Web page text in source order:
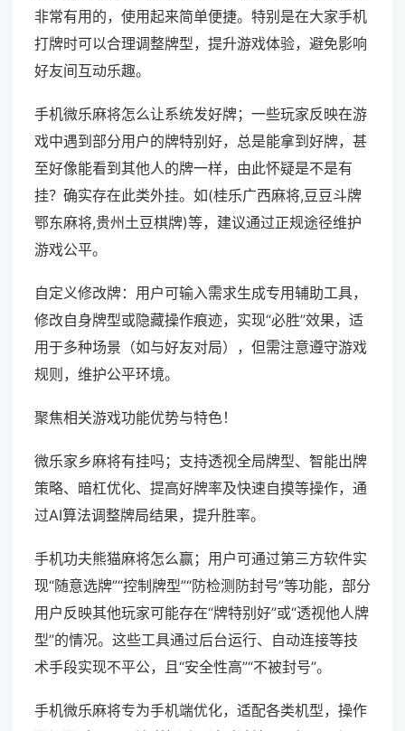
非常有用的，使用起来简单便捷。特别是在大家手机
打牌时可以合理调整牌型，提升游戏体验，避免影响
好友间互动乐趣。
手机微乐麻将怎么让系统发好牌；一些玩家反映在游
戏中遇到部分用户的牌特别好，总是能拿到好牌，甚
至好像能看到其他人的牌一样，由此怀疑是不是有
挂？确实存在此类外挂。如(桂乐广西麻将,豆豆斗牌
鄂东麻将,贵州土豆棋牌)等，建议通过正规途径维护
游戏公平。
自定义修改牌：用户可输入需求生成专用辅助工具，
修改自身牌型或隐藏操作痕迹，实现“必胜”效果，适
用于多种场景（如与好友对局），但需注意遵守游戏
规则，维护公平环境。
聚焦相关游戏功能优势与特色！
微乐家乡麻将有挂吗；支持透视全局牌型、智能出牌
策略、暗杠优化、提高好牌率及快速自摸等操作，通
过AI算法调整牌局结果，提升胜率。
手机功夫熊猫麻将怎么赢；用户可通过第三方软件实
现“随意选牌”“控制牌型”“防检测防封号”等功能，部分
用户反映其他玩家可能存在“牌特别好”或“透视他人牌
型”的情况。这些工具通过后台运行、自动连接等技
术手段实现不平公，且“安全性高”“不被封号”。
手机微乐麻将专为手机端优化，适配各类机型，操作